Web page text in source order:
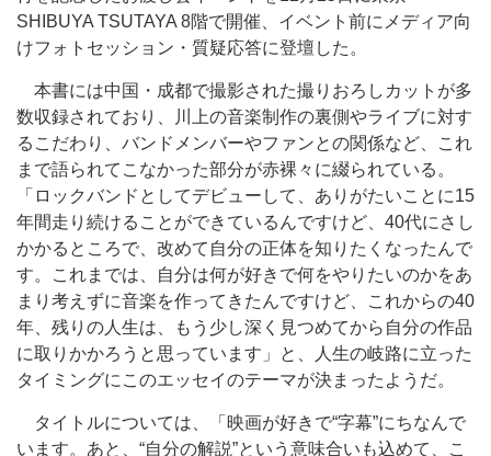
SHIBUYA TSUTAYA 8階で開催、イベント前にメディア向
けフォトセッション・質疑応答に登壇した。
本書には中国・成都で撮影された撮りおろしカットが多
数収録されており、川上の音楽制作の裏側やライブに対す
るこだわり、バンドメンバーやファンとの関係など、これ
まで語られてこなかった部分が赤裸々に綴られている。
「ロックバンドとしてデビューして、ありがたいことに15
年間走り続けることができているんですけど、40代にさし
かかるところで、改めて自分の正体を知りたくなったんで
す。これまでは、自分は何が好きで何をやりたいのかをあ
まり考えずに音楽を作ってきたんですけど、これからの40
年、残りの人生は、もう少し深く見つめてから自分の作品
に取りかかろうと思っています」と、人生の岐路に立った
タイミングにこのエッセイのテーマが決まったようだ。
タイトルについては、「映画が好きで“字幕”にちなんで
います。あと、“自分の解説”という意味合いも込めて、こ